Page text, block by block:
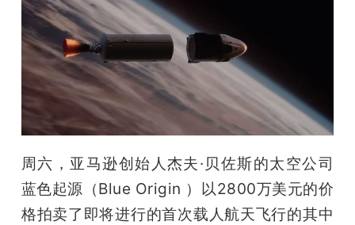
开
课
活
周六，亚马逊创始人杰夫·贝佐斯的太空公司
蓝色起源（Blue Origin ）以2800万美元的价
格拍卖了即将进行的首次载人航天飞行的其中